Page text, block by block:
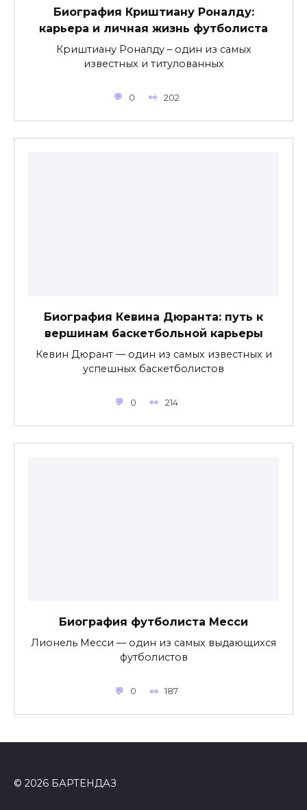
Биография Криштиану Роналду:
карьера и личная жизнь футболиста
Криштиану Роналду – один из самых
известных и титулованных
0 202
Биография Кевина Дюранта: путь к
вершинам баскетбольной карьеры
Кевин Дюрант — один из самых известных и
успешных баскетболистов
0 214
Биография футболиста Месси
Лионель Месси — один из самых выдающихся
футболистов
0 187
© 2026 БАРТЕНДАЗ